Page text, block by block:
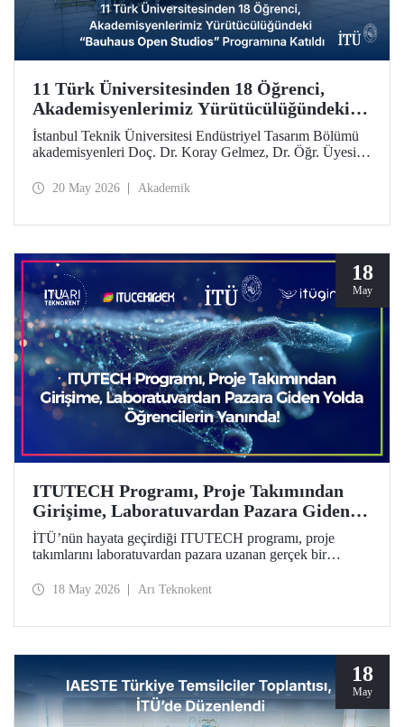
11 Türk Üniversitesinden 18 Öğrenci,
Akademisyenlerimiz Yürütücülüğündeki
“Bauhaus Open Studios” Programına
Katıldı
İstanbul Teknik Üniversitesi Endüstriyel Tasarım Bölümü
akademisyenleri Doç. Dr. Koray Gelmez, Dr. Öğr. Üyesi
ve Stiftung Bauhaus Dessau iş birliğiyle geçen Eylül
20 May 2026 Akademik
18
May
ITUTECH Programı, Proje Takımından
Girişime, Laboratuvardan Pazara Giden
Yolda Öğrencilerin Yanında
İTÜ’nün hayata geçirdiği ITUTECH programı, proje
takımlarını laboratuvardan pazara uzanan gerçek bir
18 May 2026 Arı Teknokent
18
May